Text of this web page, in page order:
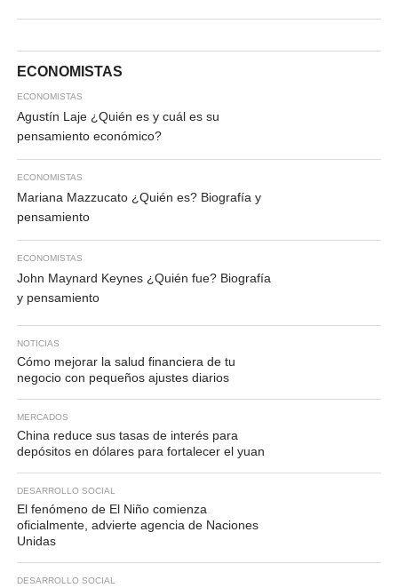
ECONOMISTAS
ECONOMISTAS
Agustín Laje ¿Quién es y cuál es su
pensamiento económico?
ECONOMISTAS
Mariana Mazzucato ¿Quién es? Biografía y
pensamiento
ECONOMISTAS
John Maynard Keynes ¿Quién fue? Biografía
y pensamiento
NOTICIAS
Cómo mejorar la salud financiera de tu
negocio con pequeños ajustes diarios
MERCADOS
China reduce sus tasas de interés para
depósitos en dólares para fortalecer el yuan
DESARROLLO SOCIAL
El fenómeno de El Niño comienza
oficialmente, advierte agencia de Naciones
Unidas
DESARROLLO SOCIAL